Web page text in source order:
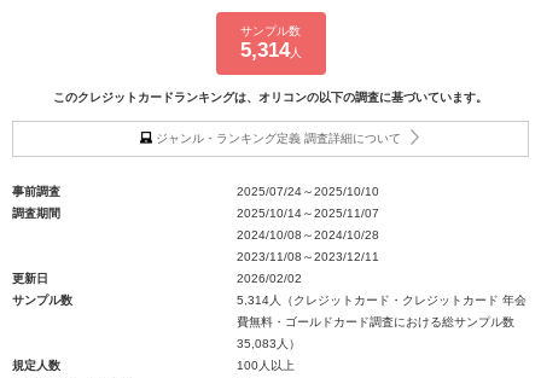
サンプル数
5,314人
このクレジットカードランキングは、オリコンの以下の調査に基づいています。
ジャンル・ランキング定義 調査詳細について
事前調査
2025/07/24～2025/10/10
調査期間
2025/10/14～2025/11/07
2024/10/08～2024/10/28
2023/11/08～2023/12/11
更新日
2026/02/02
サンプル数
5,314人（クレジットカード・クレジットカード 年会
費無料・ゴールドカード調査における総サンプル数
35,083人）
規定人数
100人以上